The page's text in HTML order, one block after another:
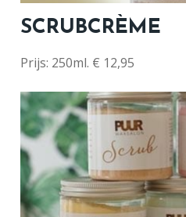
SCRUBCRÈME
Prijs: 250ml. € 12,95